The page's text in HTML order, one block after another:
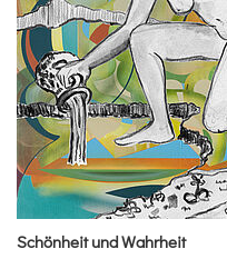
Schönheit und Wahrheit